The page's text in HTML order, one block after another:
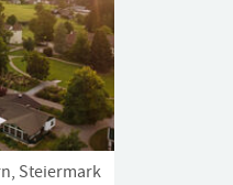
Steiermark